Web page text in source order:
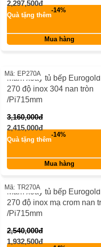
2,297,500đ
-14%
Quà tặng thêm
Mua hàng
Mã: EP270A
Mâm xoay tủ bếp Eurogold
270 độ inox 304 nan tròn
/Pi715mm
3,160,000đ
-
2,415,000đ
-14%
Quà tặng thêm
Mua hàng
Mã: TR270A
Mâm xoay tủ bếp Eurogold
270 độ inox mạ crom nan
/Pi715mm
2,540,000đ
-
1,932,500đ